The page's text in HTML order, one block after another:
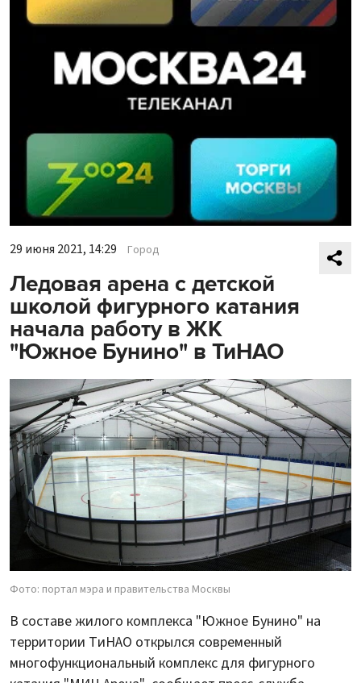
29 июня 2021, 14:29 Город
Ледовая арена с детской
школой фигурного катания
начала работу в ЖК
"Южное Бунино" в ТиНАО
Фото: портал мэра и правительства Москвы
В составе жилого комплекса "Южное Бунино" на
территории ТиНАО открылся современный
многофункциональный комплекс для фигурного